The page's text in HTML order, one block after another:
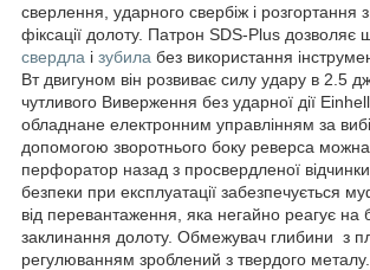
сверлення, ударного свербіж і розгортання
фіксації долоту. Патрон SDS-Plus дозволяє
свердла і зубила без використання
Вт двигуном він розвиває силу удару в 2.5
чутливого Виверження без ударної дії
обладнане електронним управлінням за
допомогою зворотнього боку реверса можна
перфоратор назад з просвердленої
безпеки при експлуатації забезпечується
від перевантаження, яка негайно реагує на
заклинання долоту. Обмежувач глибини з
регулюванням зроблений з твердого